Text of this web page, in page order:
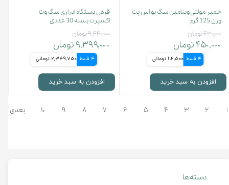
دسته‌ها
خمیر مولتی ویتامین سگ یو اس پت
وزن 125 گرم
۶۳۰,۰۰۰ تومان
۴۵۰,۰۰۰ تومان
4 قسط 112,500 تومانی
افزودن به سبد خرید
قرص دستگاه ادراری سگ وت
اکسپرت بسته 30 عددی
۹,۴۴۰,۰۰۰ تومان
۹,۳۹۹,۰۰۰ تومان
4 قسط 2,349,750 تومانی
افزودن به سبد خرید
۱ ۲ ۳ ۴ ۵ ۶ ۷ ۸ ۹ ۱۰ بعدی